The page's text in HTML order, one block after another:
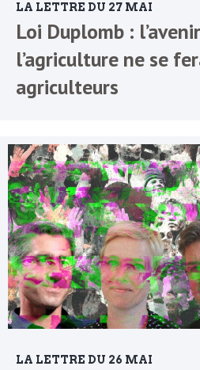
LA LETTRE DU 27 MAI
Loi Duplomb :
l’agriculture ne se
agriculteurs
LA LETTRE DU 26 MAI